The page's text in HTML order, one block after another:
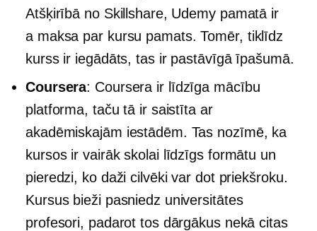
Atšķirībā no Skillshare, Udemy pamatā ir
a maksa par kursu pamats. Tomēr, tiklīdz
kurss ir iegādāts, tas ir pastāvīgā īpašumā.
Coursera: Coursera ir līdzīga mācību
platforma, taču tā ir saistīta ar
akadēmiskajām iestādēm. Tas nozīmē, ka
kursos ir vairākskolai līdzīgsformātu un
pieredzi, ko daži cilvēki var dot priekšroku.
Kursus bieži pasniedz universitātes
profesori, padarot tos dārgākus nekā citas